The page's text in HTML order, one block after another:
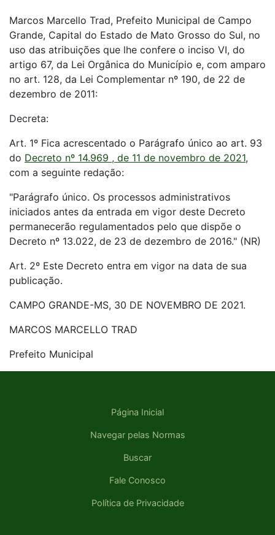
Marcos Marcello Trad, Prefeito Municipal de Campo
Grande, Capital do Estado de Mato Grosso do Sul, no
uso das atribuições que lhe confere o inciso VI, do
artigo 67, da Lei Orgânica do Município e, com amparo
no art. 128, da Lei Complementar nº 190, de 22 de
dezembro de 2011:
Decreta:
Art. 1º Fica acrescentado o Parágrafo único ao art. 93
do Decreto nº 14.969 , de 11 de novembro de 2021,
com a seguinte redação:
"Parágrafo único. Os processos administrativos
iniciados antes da entrada em vigor deste Decreto
permanecerão regulamentados pelo que dispõe o
Decreto nº 13.022, de 23 de dezembro de 2016." (NR)
Art. 2º Este Decreto entra em vigor na data de sua
publicação.
CAMPO GRANDE-MS, 30 DE NOVEMBRO DE 2021.
MARCOS MARCELLO TRAD
Prefeito Municipal
Página Inicial
Navegar pelas Normas
Buscar
Fale Conosco
Política de Privacidade